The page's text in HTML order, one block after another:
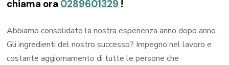
chiama ora 0289601329 !
Abbiamo consolidato la nostra esperienza anno dopo anno.
Gli ingredienti del nostro successo? Impegno nel lavoro e
costante aggiornamento di tutte le persone che